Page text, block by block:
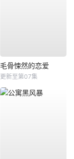
毛骨悚然的恋爱
更新至第07集